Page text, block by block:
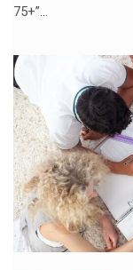
75+”…